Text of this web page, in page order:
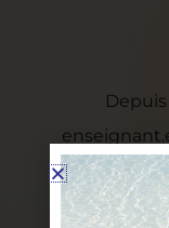
reconnu par
transmet